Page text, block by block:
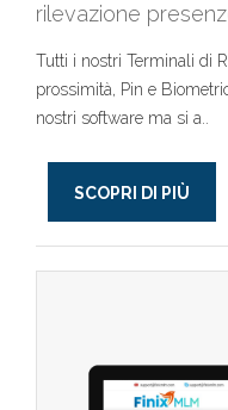
rilevazione
Tutti i nostri Terminali di
prossimità, Pin e
nostri software ma si a..
SCOPRI DI PIÙ